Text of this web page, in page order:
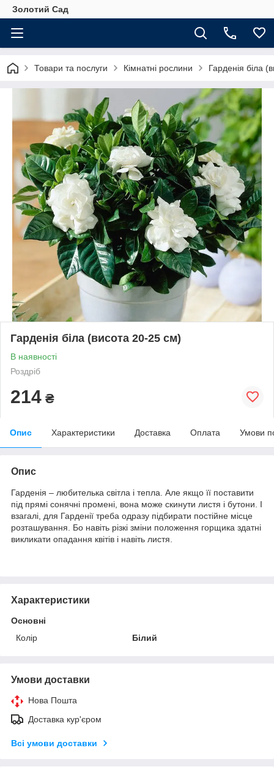
Золотий Сад
Товари та послуги Кімнатні рослини Гарденія біла
Гарденія біла (висота 20-25 см)
В наявності
Роздріб
214 ₴
Опис Характеристики Доставка Оплата Умови
Опис
Гарденія – любителька світла і тепла. Але якщо її поставити
під прямі сонячні промені, вона може скинути листя і бутони. І
взагалі, для Гарденії треба одразу підбирати постійне місце
розташування. Бо навіть різкі зміни положення горщика здатні
викликати опадання квітів і навіть листя.
Характеристики
Основні
Колір
Білий
Умови доставки
Нова Пошта
Доставка кур'єром
Всі умови доставки